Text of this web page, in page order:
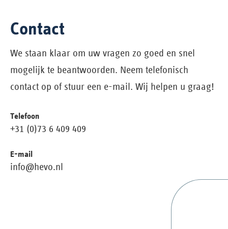
Contact
We staan klaar om uw vragen zo goed en snel
mogelijk te beantwoorden. Neem telefonisch
contact op of stuur een e-mail. Wij helpen u graag!
Telefoon
+31 (0)73 6 409 409
E-mail
info@hevo.nl